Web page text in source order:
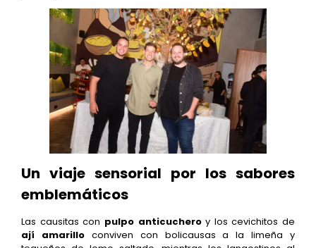
Un viaje sensorial por los sabores
emblemáticos
Las causitas con pulpo anticucheroy los cevichitos de
ají amarilloconviven con bolicausas a la limeña y